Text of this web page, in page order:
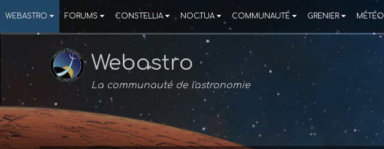
WEBASTRO FORUMS CONSTELLIA NOCTUA COMMUNAUTÉ GRENIER MÉTÉO
Webastro
La communauté de l'astronomie